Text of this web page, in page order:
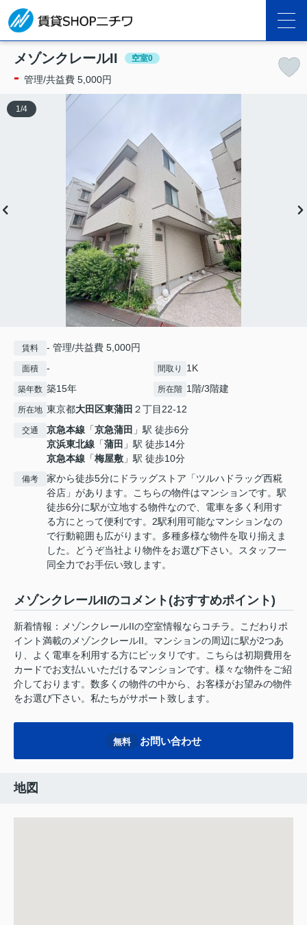
メゾンクレールII 空室0
- 管理/共益費 5,000円
1 /4
賃料 - 管理/共益費 5,000円
面積 - 間取り 1K
築年数 築15年 所在階 1階/3階建
所在地 東京都大田区東蒲田 ２丁目22-12
交通 京急本線 「京急蒲田 」駅 徒歩6分
京浜東北線 「蒲田 」駅 徒歩14分
京急本線 「梅屋敷 」駅 徒歩10分
備考
家から徒歩5分にドラッグストア「ツルハドラッグ西糀
谷店」があります。こちらの物件はマンションです。駅
徒歩6分に駅が立地する物件なので、電車を多く利用す
る方にとって便利です。2駅利用可能なマンションなの
で行動範囲も広がります。多種多様な物件を取り揃えま
した。どうぞ当社より物件をお選び下さい。スタッフ一
同全力でお手伝い致します。
メゾンクレールIIのコメント(おすすめポイント)
新着情報：メゾンクレールIIの空室情報ならコチラ。こだわりポ
イント満載のメゾンクレールII。マンションの周辺に駅が2つあ
り、よく電車を利用する方にピッタリです。こちらは初期費用を
カードでお支払いいただけるマンションです。様々な物件をご紹
介しております。数多くの物件の中から、お客様がお望みの物件
をお選び下さい。私たちがサポート致します。
無料 お問い合わせ
地図